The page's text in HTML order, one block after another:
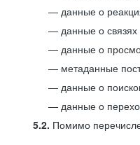
данные о
данные о связях
данные о
метаданные
данные о
данные о
5.2. Помимо